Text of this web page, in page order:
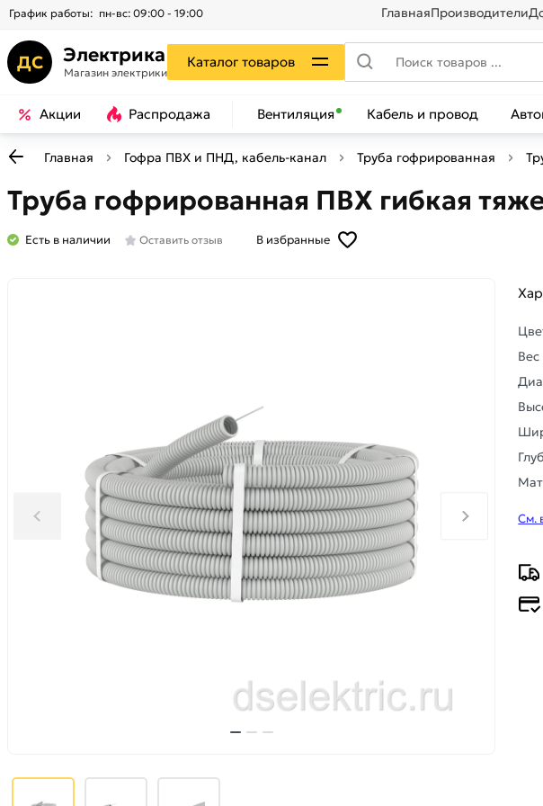
График работы: пн-вс: 09:00 - 19:00 ГлавнаяПроизводители
ДС Электрика
Магазин электрики
Каталог товаров
Акции Распродажа Вентиляция Кабель и провод
Главная Гофра ПВХ и ПНД, кабель-канал Труба гофрированная
Труба гофрированная ПВХ гибкая
Есть в наличии Оставить отзыв В избранные
Вес
См.